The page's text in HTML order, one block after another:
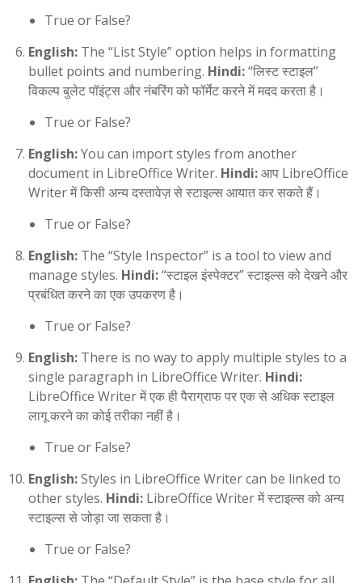
True or False?
English: The “List Style” option helps in formatting
bullet points and numbering. Hindi:“लिस्ट स्टाइल”
विकल्प बुलेट पॉइंट्स और नंबरिंग को फॉर्मेट करने में मदद करता है।
True or False?
English:You can import styles from another
document in LibreOffice Writer. Hindi:आप LibreOffice
Writer में किसी अन्य दस्तावेज़ से स्टाइल्स आयात कर सकते हैं।
True or False?
English: The “Style Inspector” is a tool to view and
manage styles. Hindi:“स्टाइल इंस्पेक्टर” स्टाइल्स को देखने और
प्रबंधित करने का एक उपकरण है।
True or False?
English: There is no way to apply multiple styles to a
single paragraph in LibreOffice Writer. Hindi:
LibreOffice Writer में एक ही पैराग्राफ पर एक से अधिक स्टाइल
लागू करने का कोई तरीका नहीं है।
True or False?
English:Styles in LibreOffice Writer can be linked to
other styles. Hindi: LibreOffice Writer में स्टाइल्स को अन्य
स्टाइल्स से जोड़ा जा सकता है।
True or False?